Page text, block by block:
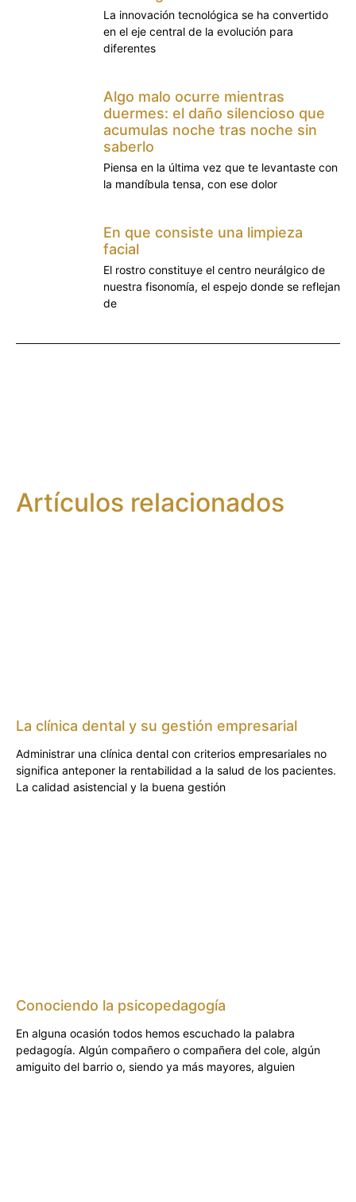
La innovación tecnológica se ha convertido
en el eje central de la evolución para
diferentes
Algo malo ocurre mientras
duermes: el daño silencioso que
acumulas noche tras noche sin
saberlo
Piensa en la última vez que te levantaste con
la mandíbula tensa, con ese dolor
En que consiste una limpieza
facial
El rostro constituye el centro neurálgico de
nuestra fisonomía, el espejo donde se reflejan
de
Artículos relacionados
La clínica dental y su gestión empresarial
Administrar una clínica dental con criterios empresariales no
significa anteponer la rentabilidad a la salud de los pacientes.
La calidad asistencial y la buena gestión
Conociendo la psicopedagogía
En alguna ocasión todos hemos escuchado la palabra
pedagogía. Algún compañero o compañera del cole, algún
amiguito del barrio o, siendo ya más mayores, alguien